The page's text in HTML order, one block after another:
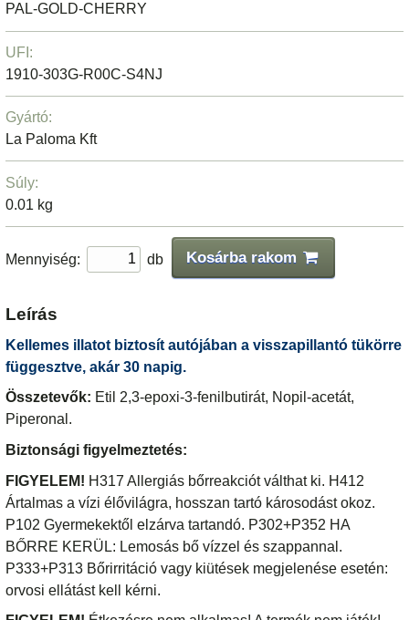
PAL-GOLD-CHERRY
UFI:
1910-303G-R00C-S4NJ
Gyártó:
La Paloma Kft
Súly:
0.01 kg
Mennyiség: db Kosárba rakom
Leírás
Kellemes illatot biztosít autójában a visszapillantó tükörre
függesztve, akár 30 napig.
Összetevők: Etil 2,3-epoxi-3-fenilbutirát, Nopil-acetát,
Piperonal.
Biztonsági figyelmeztetés:
FIGYELEM! H317 Allergiás bőrreakciót válthat ki. H412
Ártalmas a vízi élővilágra, hosszan tartó károsodást okoz.
P102 Gyermekektől elzárva tartandó. P302+P352 HA
BŐRRE KERÜL: Lemosás bő vízzel és szappannal.
P333+P313 Bőrirritáció vagy kiütések megjelenése esetén:
orvosi ellátást kell kérni.